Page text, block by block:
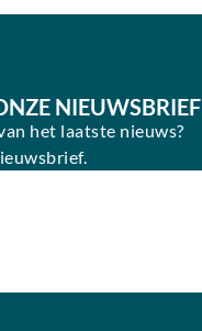
NIEUWSBRIEF
het laatste nieuws?